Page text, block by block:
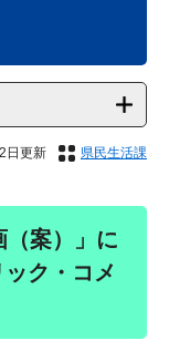
日更新 県民生活課
（案）」に
ク・コメ